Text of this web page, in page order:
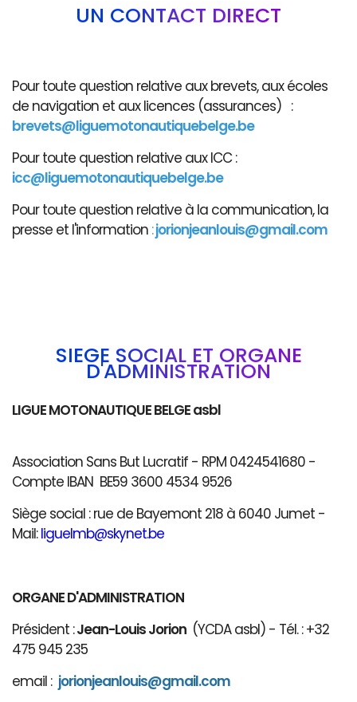
UN CONTACT DIRECT
Pour toute question relative aux brevets, aux écoles
de navigation et aux licences (assurances) :
brevets@liguemotonautiquebelge.be
Pour toute question relative aux ICC :
icc@liguemotonautiquebelge.be
Pour toute question relative à la communication, la
presse et l'information :jorionjeanlouis@gmail.com
SIÈGE SOCIAL ET ORGANE
D'ADMINISTRATION
LIGUE MOTONAUTIQUE BELGE asbl
Association Sans But Lucratif - RPM 0424541680 -
Compte IBAN BE59 3600 4534 9526
Siège social : rue de Bayemont 218 à 6040 Jumet -
Mail:liguelmb@skynet.be
ORGANE D'ADMINISTRATION
Président :Jean-Louis Jorion (YCDA asbl) - Tél. : +32
475 945 235
email : jorionjeanlouis@gmail.com